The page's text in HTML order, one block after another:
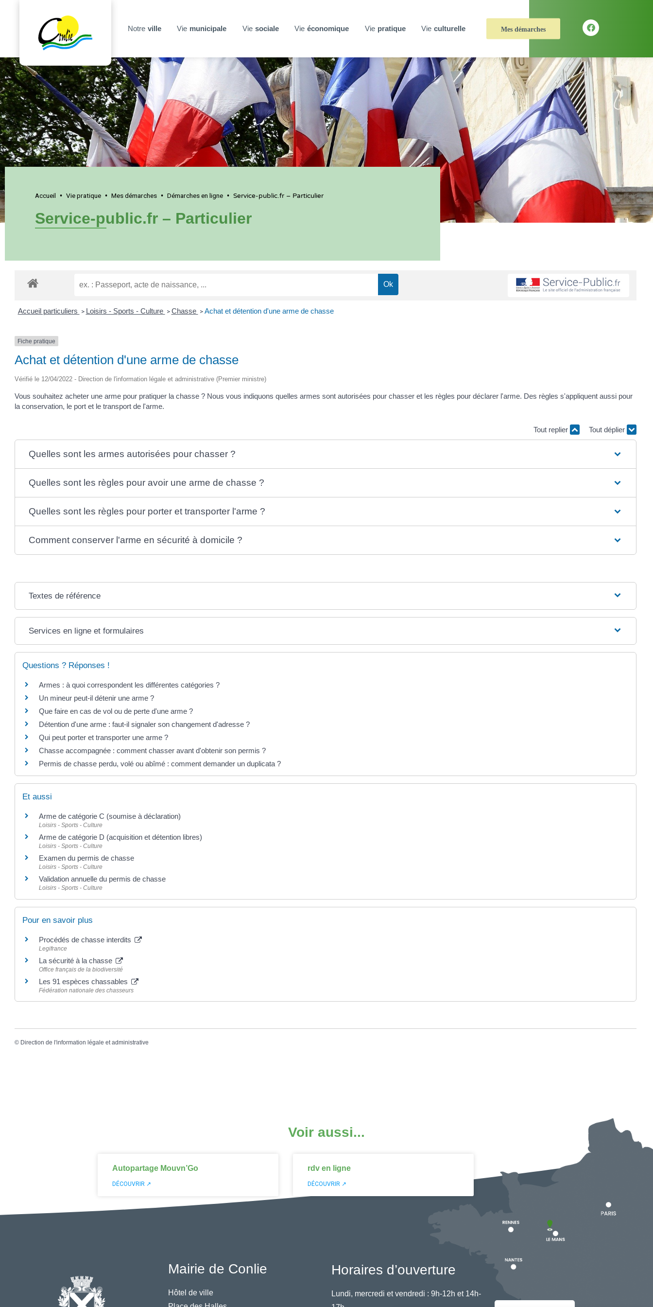
Notre ville Vie municipale Vie sociale Vie économique Vie pratique Vie culturelle Mes démarches
Accueil • Vie pratique • Mes démarches • Démarches en ligne • Service-public.fr – Particulier
Service-public.fr – Particulier
Accueil particuliers > Loisirs - Sports - Culture > Chasse > Achat et détention d'une arme de chasse
Fiche pratique
Achat et détention d'une arme de chasse
Vérifié le 12/04/2022 - Direction de l'information légale et administrative (Premier ministre)
Vous souhaitez acheter une arme pour pratiquer la chasse ? Nous vous indiquons quelles armes sont autorisées pour chasser et les règles pour déclarer l'arme. Des règles s'appliquent aussi pour
la conservation, le port et le transport de l'arme.
Tout replier Tout déplier
Quelles sont les armes autorisées pour chasser ?
Quelles sont les règles pour avoir une arme de chasse ?
Quelles sont les règles pour porter et transporter l'arme ?
Comment conserver l'arme en sécurité à domicile ?
Textes de référence
Services en ligne et formulaires
Questions ? Réponses !
Armes : à quoi correspondent les différentes catégories ?
Un mineur peut-il détenir une arme ?
Que faire en cas de vol ou de perte d'une arme ?
Détention d'une arme : faut-il signaler son changement d'adresse ?
Qui peut porter et transporter une arme ?
Chasse accompagnée : comment chasser avant d'obtenir son permis ?
Permis de chasse perdu, volé ou abîmé : comment demander un duplicata ?
Et aussi
Arme de catégorie C (soumise à déclaration)
Loisirs - Sports - Culture
Arme de catégorie D (acquisition et détention libres)
Loisirs - Sports - Culture
Examen du permis de chasse
Loisirs - Sports - Culture
Validation annuelle du permis de chasse
Loisirs - Sports - Culture
Pour en savoir plus
Procédés de chasse interdits
Legifrance
La sécurité à la chasse
Office français de la biodiversité
Les 91 espèces chassables
Fédération nationale des chasseurs
© Direction de l'information légale et administrative
Voir aussi...
Autopartage Mouvn’Go
DÉCOUVRIR ↗
rdv en ligne
DÉCOUVRIR ↗
Mairie de Conlie
Hôtel de ville
Horaires d’ouverture
Lundi, mercredi et vendredi : 9h-12h et 14h-